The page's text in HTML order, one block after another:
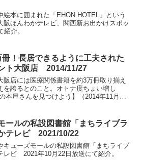
本に囲まれた「EHON HOTEL」という
阪ほんわかテレビ、関西新お出かけスポッ
紹介。
！長居できるように工夫された
ト大阪店 2014/11/27
店には医療関係書籍を約3万冊取り揃え
を誇るとのこと。オトナ度ちょい増し
屋さんを見つけよう】（2014年11月27
ールの私設図書館「まちライブラ
テレビ 2021/10/22
キューズモールの私設図書館「まちライブ
レビ 2021年10月22日放送にて紹介。